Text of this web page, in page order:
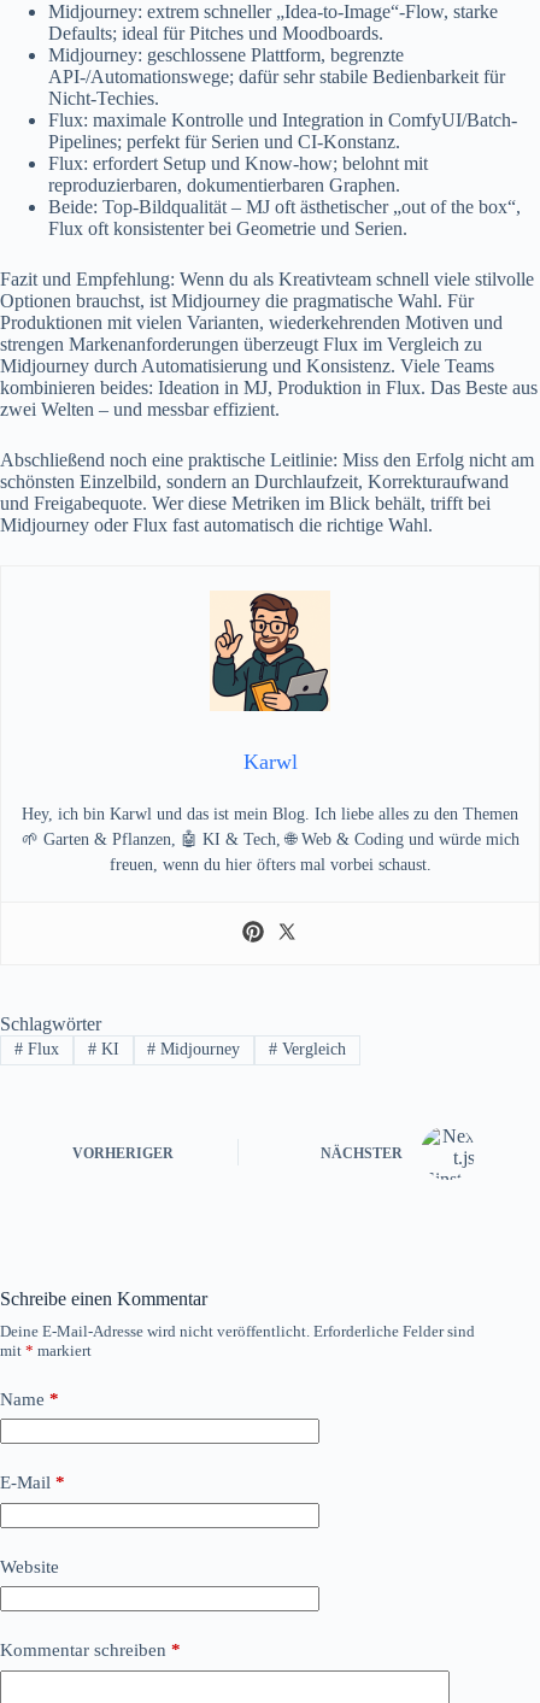
Midjourney: extrem schneller „Idea-to-Image“-Flow, starke
Defaults; ideal für Pitches und Moodboards.
Midjourney: geschlossene Plattform, begrenzte
API-/Automationswege; dafür sehr stabile Bedienbarkeit für
Nicht-Techies.
Flux: maximale Kontrolle und Integration in ComfyUI/Batch-
Pipelines; perfekt für Serien und CI-Konstanz.
Flux: erfordert Setup und Know-how; belohnt mit
reproduzierbaren, dokumentierbaren Graphen.
Beide: Top-Bildqualität – MJ oft ästhetischer „out of the box“,
Flux oft konsistenter bei Geometrie und Serien.
Fazit und Empfehlung: Wenn du als Kreativteam schnell viele stilvolle
Optionen brauchst, ist Midjourney die pragmatische Wahl. Für
Produktionen mit vielen Varianten, wiederkehrenden Motiven und
strengen Markenanforderungen überzeugt Flux im Vergleich zu
Midjourney durch Automatisierung und Konsistenz. Viele Teams
kombinieren beides: Ideation in MJ, Produktion in Flux. Das Beste aus
zwei Welten – und messbar effizient.
Abschließend noch eine praktische Leitlinie: Miss den Erfolg nicht am
schönsten Einzelbild, sondern an Durchlaufzeit, Korrekturaufwand
und Freigabequote. Wer diese Metriken im Blick behält, trifft bei
Midjourney oder Flux fast automatisch die richtige Wahl.
Karwl
Hey, ich bin Karwl und das ist mein Blog. Ich liebe alles zu den Themen
🌱 Garten & Pflanzen, 🤖 KI & Tech, 🌐 Web & Coding und würde mich
freuen, wenn du hier öfters mal vorbei schaust.
Schlagwörter
#Flux #KI # Midjourney # Vergleich
VORHERIGER NÄCHSTER
Schreibe einen Kommentar
Deine E-Mail-Adresse wird nicht veröffentlicht. Erforderliche Felder sind
mit * markiert
Name *
E-Mail *
Website
Kommentar schreiben *